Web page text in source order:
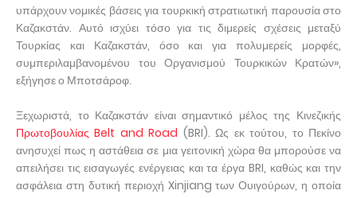
υπάρχουν νομικές βάσεις για τουρκική στρατιωτική παρουσία στο
Καζακστάν. Αυτό ισχύει τόσο για τις διμερείς σχέσεις μεταξύ
Τουρκίας και Καζακστάν, όσο και για πολυμερείς μορφές,
συμπεριλαμβανομένου του Οργανισμού Τουρκικών Κρατών»,
εξήγησε ο Μποτσάροφ.
Ξεχωριστά, το Καζακστάν είναι σημαντικό μέλος της Κινεζικής
Πρωτοβουλίας Belt and Road (BRI). Ως εκ τούτου, το Πεκίνο
ανησυχεί πως η αστάθεια σε μια γειτονική χώρα θα μπορούσε να
απειλήσει τις εισαγωγές ενέργειας και τα έργα BRI, καθώς και την
ασφάλεια στη δυτική περιοχή Xinjiang των Ουιγούρων, η οποία